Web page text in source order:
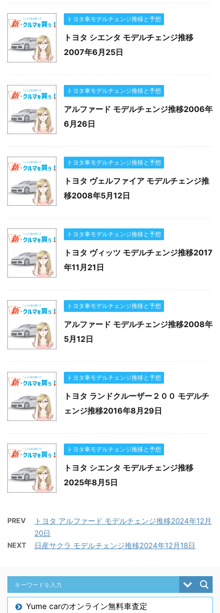
トヨタ車モデルチェンジ推移と予想
トヨタ シエンタ モデルチェンジ推移
2007年6月25日
トヨタ車モデルチェンジ推移と予想
アルファード モデルチェンジ推移2006年
6月26日
トヨタ車モデルチェンジ推移と予想
トヨタ ヴェルファイア モデルチェンジ推
移2008年5月12日
トヨタ車モデルチェンジ推移と予想
トヨタ ヴィッツ モデルチェンジ推移2017
年11月21日
トヨタ車モデルチェンジ推移と予想
アルファード モデルチェンジ推移2008年
5月12日
トヨタ車モデルチェンジ推移と予想
トヨタ ランドクルーザー２００ モデルチ
ェンジ推移2016年8月29日
トヨタ車モデルチェンジ推移と予想
トヨタ シエンタ モデルチェンジ推移
2025年8月5日
PREV
トヨタ アルファード モデルチェンジ推移2024年12月
20日
NEXT 日産サクラ モデルチェンジ推移2024年12月18日
Yume carのオンライン無料車査定